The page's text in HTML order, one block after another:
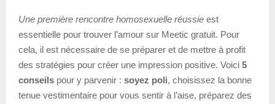
Une première rencontre homosexuelle réussie est
essentielle pour trouver l’amour sur Meetic gratuit. Pour
cela, il est nécessaire de se préparer et de mettre à profit
des stratégies pour créer une impression positive. Voici 5
conseils pour y parvenir : soyez poli, choisissez la bonne
tenue vestimentaire pour vous sentir à l’aise, préparez des